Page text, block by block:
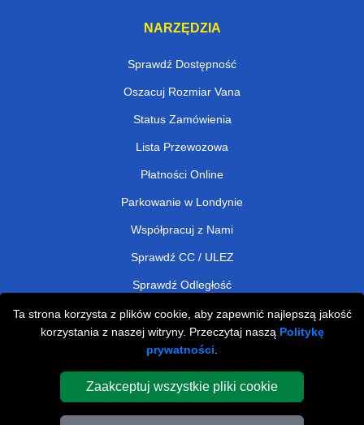
Ta strona korzysta z plików cookie, aby zapewnić najlepszą jakość
korzystania z naszej witryny. Przeczytaj naszą Politykę
prywatności
Zaakceptuj wszystkie pliki cookie
NARZĘDZIA
Sprawdź Dostępność
Oszacuj Rozmiar Vana
Status Zamówienia
Lista Przewozowa
Płatności Online
Parkowanie w Londynie
Współpracuj z Nami
Sprawdź CC / ULEZ
Sprawdź Odległość
Man and Van Removals